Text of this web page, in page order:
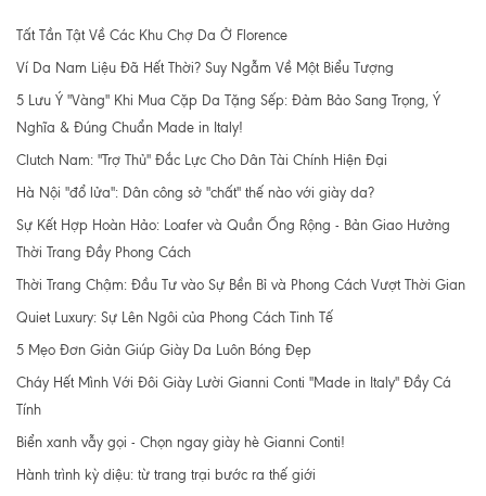
Tất Tần Tật Về Các Khu Chợ Da Ở Florence
Ví Da Nam Liệu Đã Hết Thời? Suy Ngẫm Về Một Biểu Tượng
5 Lưu Ý "Vàng" Khi Mua Cặp Da Tặng Sếp: Đảm Bảo Sang Trọng, Ý
Nghĩa & Đúng Chuẩn Made in Italy!
Clutch Nam: "Trợ Thủ" Đắc Lực Cho Dân Tài Chính Hiện Đại
Hà Nội "đổ lửa": Dân công sở "chất" thế nào với giày da?
Sự Kết Hợp Hoàn Hảo: Loafer và Quần Ống Rộng - Bản Giao Hưởng
Thời Trang Đầy Phong Cách
Thời Trang Chậm: Đầu Tư vào Sự Bền Bỉ và Phong Cách Vượt Thời Gian
Quiet Luxury: Sự Lên Ngôi của Phong Cách Tinh Tế
5 Mẹo Đơn Giản Giúp Giày Da Luôn Bóng Đẹp
Cháy Hết Mình Với Đôi Giày Lười Gianni Conti "Made in Italy" Đầy Cá
Tính
Biển xanh vẫy gọi - Chọn ngay giày hè Gianni Conti!
Hành trình kỳ diệu: từ trang trại bước ra thế giới